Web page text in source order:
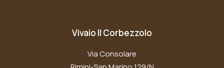
Vivaio Il Corbezzolo
Via Consolare